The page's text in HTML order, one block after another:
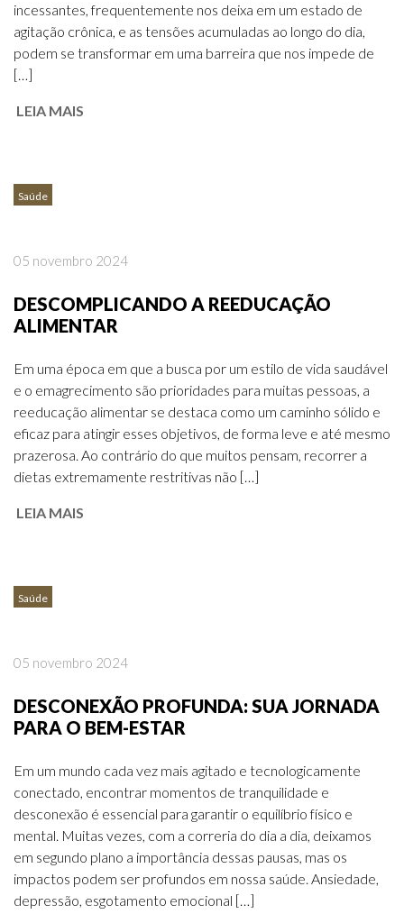
incessantes, frequentemente nos deixa em um estado de
agitação crônica, e as tensões acumuladas ao longo do dia,
podem se transformar em uma barreira que nos impede de
[…]
LEIA MAIS
Saúde
05 novembro 2024
DESCOMPLICANDO A REEDUCAÇÃO
ALIMENTAR
Em uma época em que a busca por um estilo de vida saudável
e o emagrecimento são prioridades para muitas pessoas, a
reeducação alimentar se destaca como um caminho sólido e
eficaz para atingir esses objetivos, de forma leve e até mesmo
prazerosa. Ao contrário do que muitos pensam, recorrer a
dietas extremamente restritivas não […]
LEIA MAIS
Saúde
05 novembro 2024
DESCONEXÃO PROFUNDA: SUA JORNADA
PARA O BEM-ESTAR
Em um mundo cada vez mais agitado e tecnologicamente
conectado, encontrar momentos de tranquilidade e
desconexão é essencial para garantir o equilíbrio físico e
mental. Muitas vezes, com a correria do dia a dia, deixamos
em segundo plano a importância dessas pausas, mas os
impactos podem ser profundos em nossa saúde. Ansiedade,
depressão, esgotamento emocional […]